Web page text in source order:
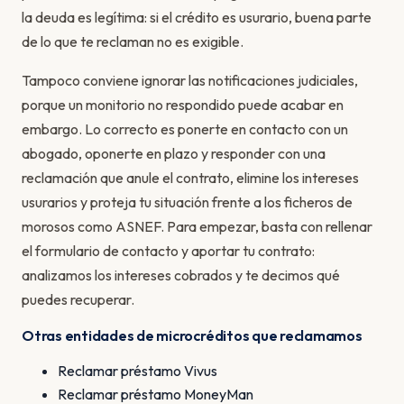
la deuda es legítima: si el crédito es usurario, buena parte
de lo que te reclaman no es exigible.
Tampoco conviene ignorar las notificaciones judiciales,
porque un monitorio no respondido puede acabar en
embargo. Lo correcto es ponerte en contacto con un
abogado, oponerte en plazo y responder con una
reclamación que anule el contrato, elimine los intereses
usurarios y proteja tu situación frente a los ficheros de
morosos como ASNEF. Para empezar, basta con rellenar
el formulario de contacto y aportar tu contrato:
analizamos los intereses cobrados y te decimos qué
puedes recuperar.
Otras entidades de microcréditos que reclamamos
Reclamar préstamo Vivus
Reclamar préstamo MoneyMan